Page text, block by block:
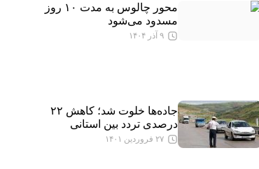
محور چالوس به مدت ۱۰ روز
مسدود می‌شود
۹ آذر ۱۴۰۴
جاده‌ها خلوت شد؛ کاهش ۲۲
درصدی تردد بین‌ استانی
۲۷ فروردین ۱۴۰۱